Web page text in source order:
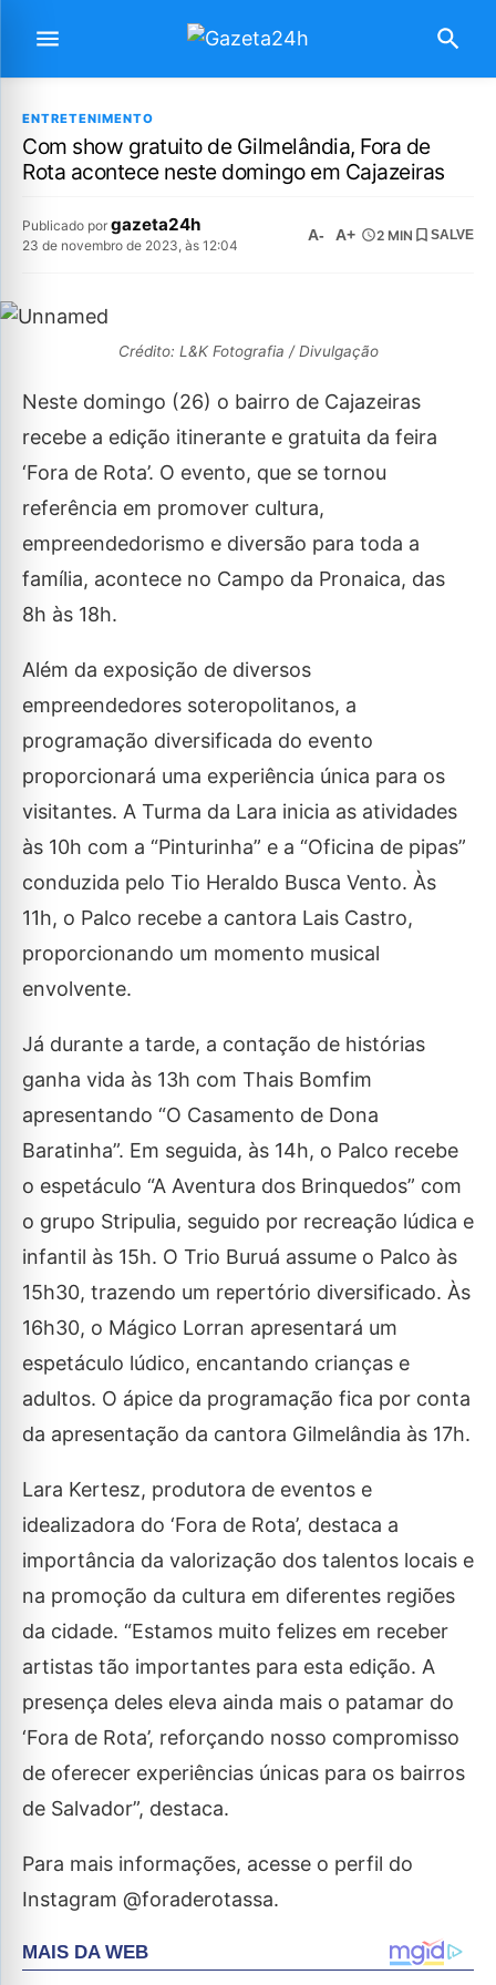
ENTRETENIMENTO
Com show gratuito de Gilmelândia, Fora de
Rota acontece neste domingo em Cajazeiras
Publicado por gazeta24h
23 de novembro de 2023, às 12:04
A- A+ 2 MIN SALVE
Crédito: L&K Fotografia / Divulgação
Neste domingo (26) o bairro de Cajazeiras
recebe a edição itinerante e gratuita da feira
‘Fora de Rota’. O evento, que se tornou
referência em promover cultura,
empreendedorismo e diversão para toda a
família, acontece no Campo da Pronaica, das
8h às 18h.
Além da exposição de diversos
empreendedores soteropolitanos, a
programação diversificada do evento
proporcionará uma experiência única para os
visitantes. A Turma da Lara inicia as atividades
às 10h com a “Pinturinha” e a “Oficina de pipas”
conduzida pelo Tio Heraldo Busca Vento. Às
11h, o Palco recebe a cantora Lais Castro,
proporcionando um momento musical
envolvente.
Já durante a tarde, a contação de histórias
ganha vida às 13h com Thais Bomfim
apresentando “O Casamento de Dona
Baratinha”. Em seguida, às 14h, o Palco recebe
o espetáculo “A Aventura dos Brinquedos” com
o grupo Stripulia, seguido por recreação lúdica e
infantil às 15h. O Trio Buruá assume o Palco às
15h30, trazendo um repertório diversificado. Às
16h30, o Mágico Lorran apresentará um
espetáculo lúdico, encantando crianças e
adultos. O ápice da programação fica por conta
da apresentação da cantora Gilmelândia às 17h.
Lara Kertesz, produtora de eventos e
idealizadora do ‘Fora de Rota’, destaca a
importância da valorização dos talentos locais e
na promoção da cultura em diferentes regiões
da cidade. “Estamos muito felizes em receber
artistas tão importantes para esta edição. A
presença deles eleva ainda mais o patamar do
‘Fora de Rota’, reforçando nosso compromisso
de oferecer experiências únicas para os bairros
de Salvador”, destaca.
Para mais informações, acesse o perfil do
Instagram @foraderotassa.